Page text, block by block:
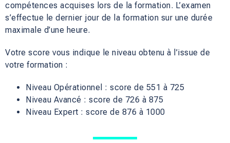
compétences acquises lors de la formation. L’examen
s’effectue le dernier jour de la formation sur une durée
maximale d’une heure.
Votre score vous indique le niveau obtenu à l’issue de
votre formation :
Niveau Opérationnel : score de 551 à 725
Niveau Avancé : score de 726 à 875
Niveau Expert : score de 876 à 1000